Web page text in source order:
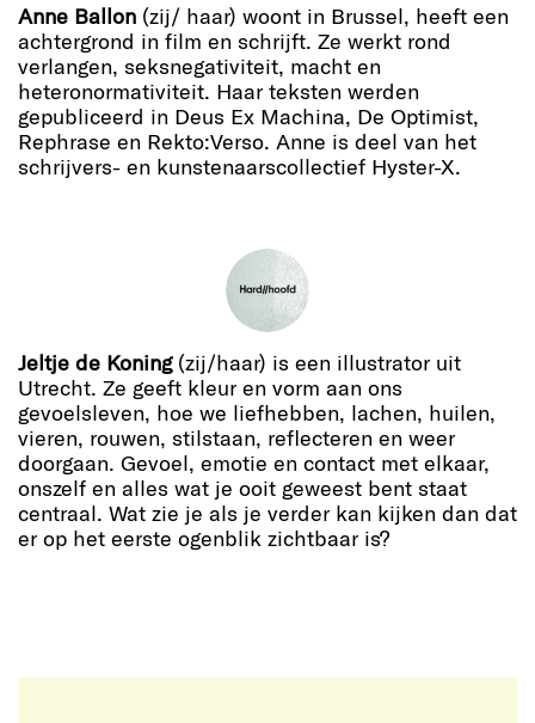
Anne Ballon (zij/ haar) woont in Brussel, heeft een
achtergrond in film en schrijft. Ze werkt rond
verlangen, seksnegativiteit, macht en
heteronormativiteit. Haar teksten werden
gepubliceerd in Deus Ex Machina, De Optimist,
Rephrase en Rekto:Verso. Anne is deel van het
schrijvers- en kunstenaarscollectief Hyster-X.
Jeltje de Koning(zij/haar) is een illustrator uit
Utrecht. Ze geeft kleur en vorm aan ons
gevoelsleven, hoe we liefhebben, lachen, huilen,
vieren, rouwen, stilstaan, reflecteren en weer
doorgaan. Gevoel, emotie en contact met elkaar,
onszelf en alles wat je ooit geweest bent staat
centraal. Wat zie je als je verder kan kijken dan dat
er op het eerste ogenblik zichtbaar is?